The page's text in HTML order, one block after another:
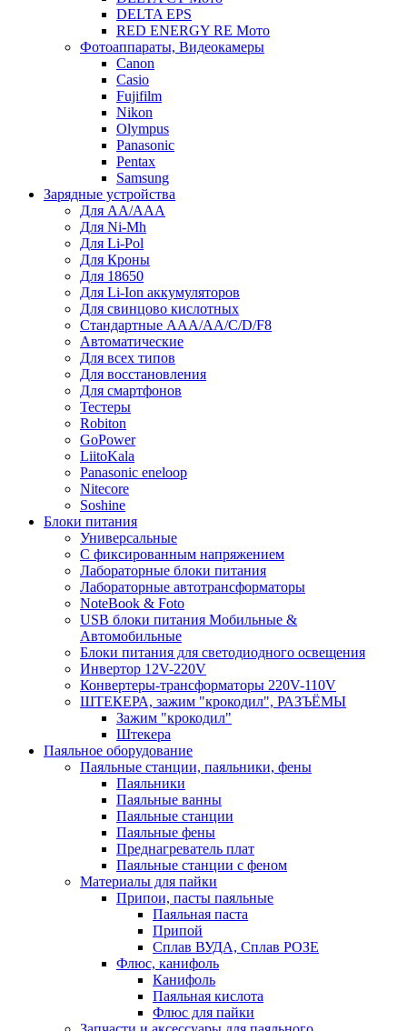
DELTA EPS
RED ENERGY RE Мото
Фотоаппараты, Видеокамеры
Canon
Casio
Fujifilm
Nikon
Olympus
Panasonic
Pentax
Samsung
Зарядные устройства
Для AA/AAA
Для Ni-Mh
Для Li-Pol
Для Кроны
Для 18650
Для Li-Ion аккумуляторов
Для свинцово кислотных
Стандартные ААА/АА/С/D/F8
Автоматические
Для всех типов
Для восстановления
Для смартфонов
Тестеры
Robiton
GoPower
LiitoKala
Panasonic eneloop
Nitecore
Soshine
Блоки питания
Универсальные
C фиксированным напряжением
Лабораторные блоки питания
Лабораторные автотрансформаторы
NoteBook & Foto
USB блоки питания Мобильные &
Автомобильные
Блоки питания для светодиодного освещения
Инвертор 12V-220V
Конвертеры-трансформаторы 220V-110V
ШТЕКЕРА, зажим "крокодил", РАЗЪЁМЫ
Зажим "крокодил"
Штекера
Паяльное оборудование
Паяльные станции, паяльники, фены
Паяльники
Паяльные ванны
Паяльные станции
Паяльные фены
Преднагреватель плат
Паяльные станции с феном
Материалы для пайки
Припои, пасты паяльные
Паяльная паста
Припой
Сплав ВУДА, Сплав РОЗЕ
Флюс, канифоль
Канифоль
Паяльная кислота
Флюс для пайки